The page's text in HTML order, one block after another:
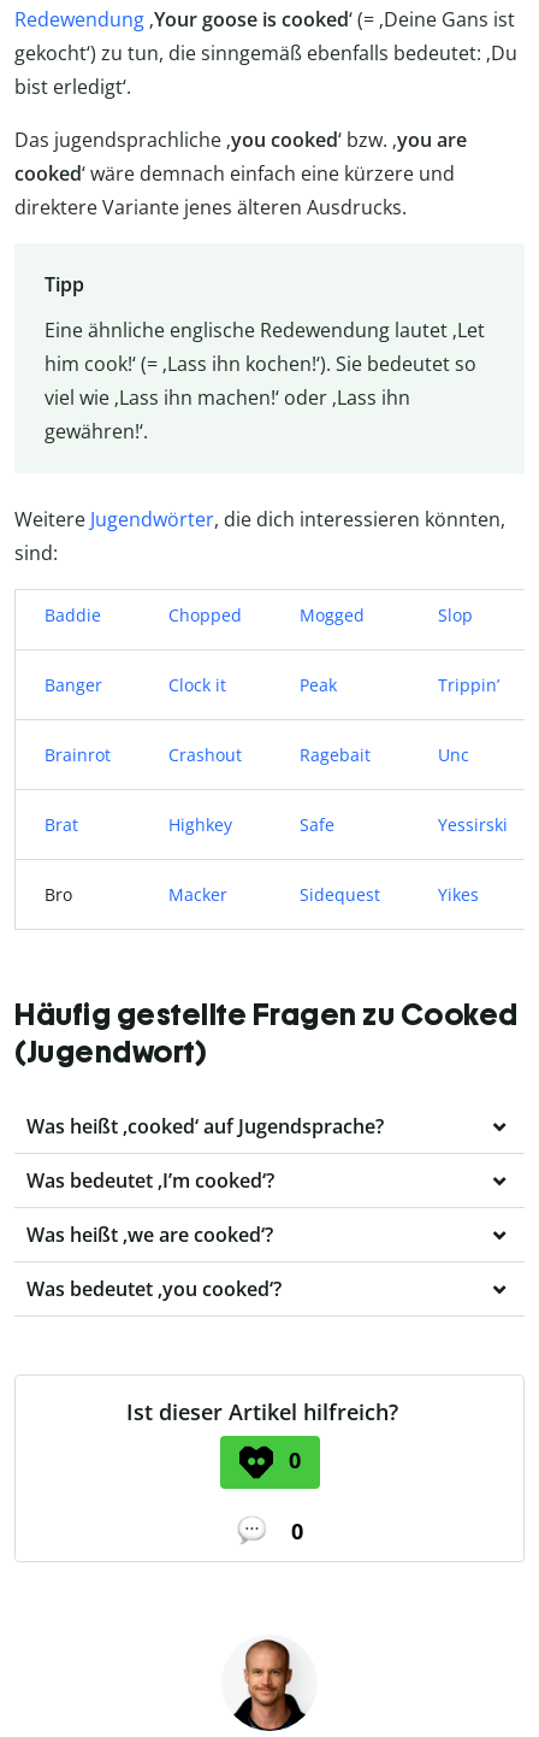
Redewendung ‚Your goose is cooked‘ (= ‚Deine Gans ist
gekocht‘) zu tun, die sinngemäß ebenfalls bedeutet: ‚Du
bist erledigt‘.
Das jugendsprachliche ‚you cooked‘ bzw. ‚you are
cooked‘ wäre demnach einfach eine kürzere und
direktere Variante jenes älteren Ausdrucks.
Tipp
Eine ähnliche englische Redewendung lautet ‚Let
him cook!‘ (= ‚Lass ihn kochen!‘). Sie bedeutet so
viel wie ‚Lass ihn machen!‘ oder ‚Lass ihn
gewähren!‘.
Weitere Jugendwörter, die dich interessieren könnten,
sind:
Baddie Chopped Mogged Slop
Banger Clock it Peak Trippin’
Brainrot Crashout Ragebait Unc
Brat Highkey Safe Yessirski
Bro Macker Sidequest Yikes
Häufig gestellte Fragen zu Cooked
(Jugendwort)
Was heißt ‚cooked‘ auf Jugendsprache?
Was bedeutet ‚I’m cooked‘?
Was heißt ‚we are cooked‘?
Was bedeutet ‚you cooked‘?
Ist dieser Artikel hilfreich?
0
0